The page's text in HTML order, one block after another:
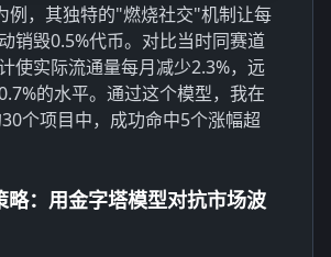
例，其独特的"燃烧社交"机制让每
销毁0.5%代币。对比当时同赛道
使实际流通量每月减少2.3%，远
的水平。通过这个模型，我在
个项目中，成功命中5个涨幅超
略：用金字塔模型对抗市场波